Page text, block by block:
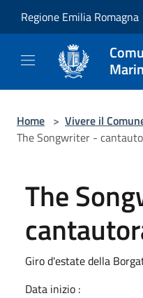
Regione Emilia Romagna
Home > Vivere il
The Songwriter -
The
Giro d'estate della
Data inizio :